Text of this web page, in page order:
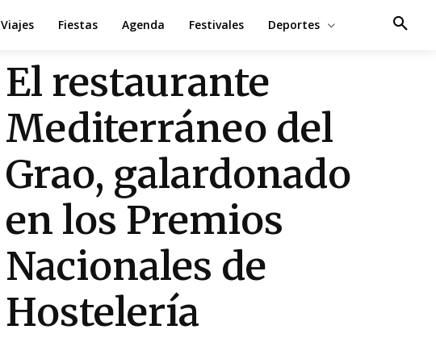
Viajes Fiestas Agenda Festivales Deportes
El restaurante
Mediterráneo del
Grao, galardonado
en los Premios
Nacionales de
Hostelería